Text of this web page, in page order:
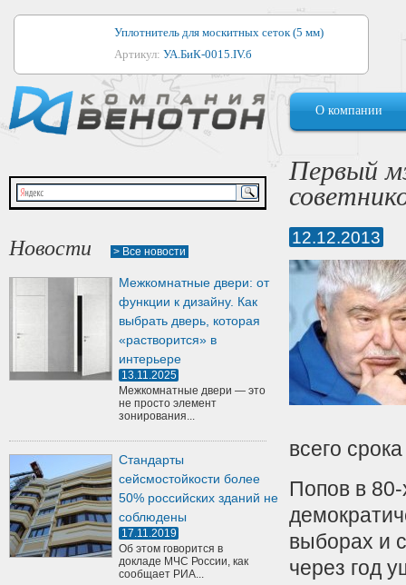
Уплотнитель для москитных сеток (5 мм)
Артикул: УА.БиК-0015.IV.б
Уплотнитель для алюминиевых окон
Артикул:1044
Уплотнитель для деревянных окон
Артикул:УМ.БиК-0062.IV.б
Уплотнитель лоджиевый для (4, 5, 6 мм)
Уплотнитель для деревянных дверей
Артикул:
О компании
Новости > Все новости
Межкомнатные двери: от
функции к дизайну. Как
выбрать дверь, которая
«растворится» в
интерьере
13.11.2025
Межкомнатные двери — это
не просто элемент
зонирования...
Стандарты
сейсмостойкости более
50% российских зданий не
соблюдены
17.11.2019
Об этом говорится в
докладе МЧС России, как
сообщает РИА...
Первый
12.12.2013
всего
Попов в
выборах и
через год